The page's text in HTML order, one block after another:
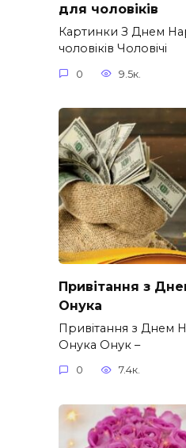
для чоловіків​
Картинки З Днем
чоловіків​ Чоловічі
0 9.5к.
Привітання з
Онука
Привітання з Днем
Онука Онук –
0 7.4к.